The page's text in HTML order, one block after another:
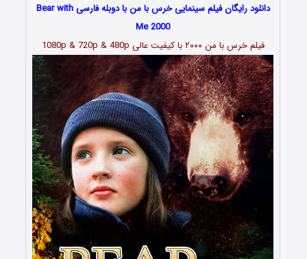
دانلود رایگان فیلم سینمایی خرس با من با دوبله فارسی Bear with
Me 2000
فیلم خرس با من ۲۰۰۰ با کیفیت عالی 1080p & 720p & 480p